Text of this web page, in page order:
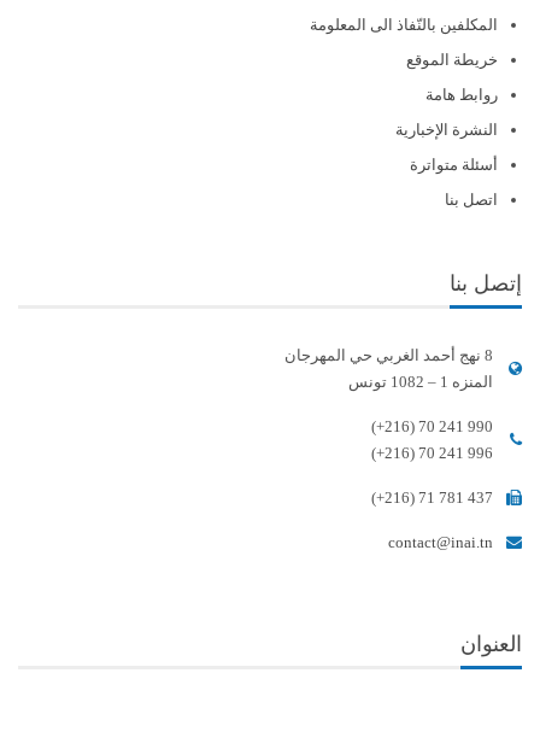
المكلفين بالنّفاذ الى المعلومة
خريطة الموقع
روابط هامة
النشرة الإخبارية
أسئلة متواترة
اتصل بنا
إتصل بنا
8 نهج أحمد الغربي حي المهرجان
المنزه 1 – 1082 تونس
(+216) 70 241 990
(+216) 70 241 996
(+216) 71 781 437
contact@inai.tn
العنوان